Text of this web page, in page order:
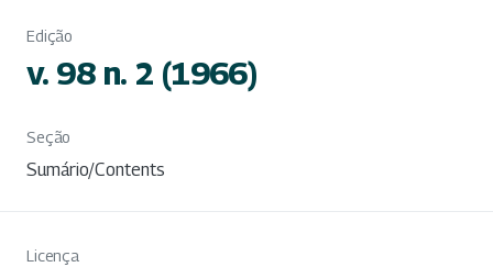
Edição
v. 98 n. 2 (1966)
Seção
Sumário/Contents
Licença